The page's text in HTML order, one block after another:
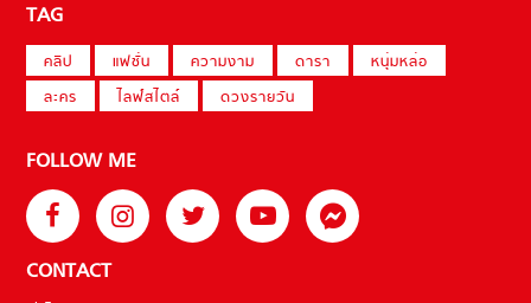
TAG
คลิป แฟชั่น ความงาม ดารา
หนุ่มหล่อ
ละคร
ไลฟ์สไตล์ ดวงรายวัน
FOLLOW ME
CONTACT